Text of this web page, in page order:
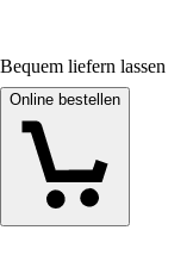
Bequem liefern lassen
Online bestellen